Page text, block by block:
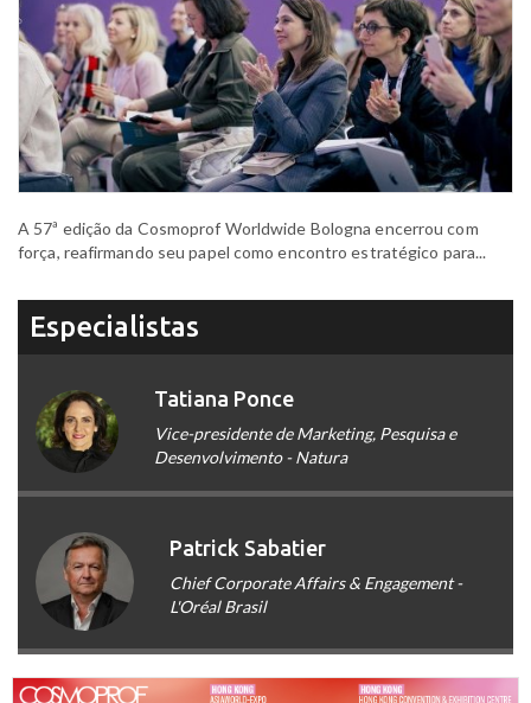
A 57ª edição da Cosmoprof Worldwide Bologna encerrou com
força, reafirmando seu papel como encontro estratégico para...
Especialistas
Tatiana Ponce
Vice-presidente de Marketing, Pesquisa e
Desenvolvimento - Natura
Patrick Sabatier
Chief Corporate Affairs & Engagement -
L'Oréal Brasil